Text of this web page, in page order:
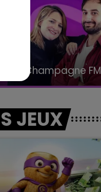
Club Champagne FM
JEUX